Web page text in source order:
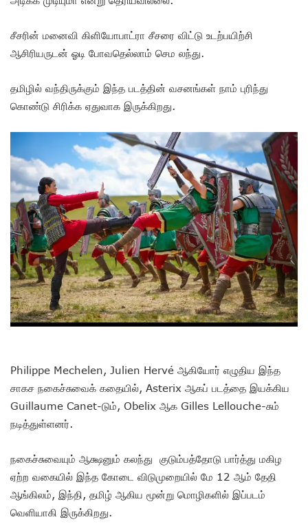
சீசரின் மனைவி கிளியோபாட்ரா சீசரை விட்டு உடற்பயிற்சி
ஆசிரியருடன் ஓடி போவதெல்லாம் செம லந்து.
தமிழில் வந்திருக்கும் இந்த படத்தின் வசனங்கள் நாம் புரிந்து
கொண்டு சிரிக்க ஏதுவாக இருக்கிறது.
Philippe Mechelen, Julien Hervé ஆகியோர் எழுதிய இந்த
சாகச நகைச்சுவைக் கதையில், Asterix ஆகப் படத்தை இயக்கிய
Guillaume Canet-டும், Obelix ஆக Gilles Lellouche-சும்
நடித்துள்ளனர்.
நகைச்சுவையும் ஆக்ஷனும் கலந்து குடும்பத்தோடு பார்த்து மகிழ
ஏற்ற வகையில் இந்த கோடை விடுமுறையில் மே 12 ஆம் தேதி
ஆங்கிலம், இந்தி, தமிழ் ஆகிய மூன்று மொழிகளில் இப்படம்
வெளியாகி இருக்கிறது.